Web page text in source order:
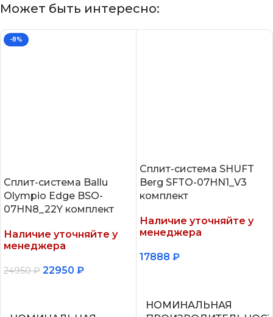
Может быть интересно:
-8%
Сплит-система Ballu
Olympio Edge BSO-
07HN8_22Y комплект
Наличие уточняйте у
менеджера
24950₽ 22950 ₽
Сплит-система SHUFT
Berg SFTO-07HN1_V3
комплект
Наличие уточняйте у
менеджера
17888 ₽
НОМИНАЛЬНАЯ